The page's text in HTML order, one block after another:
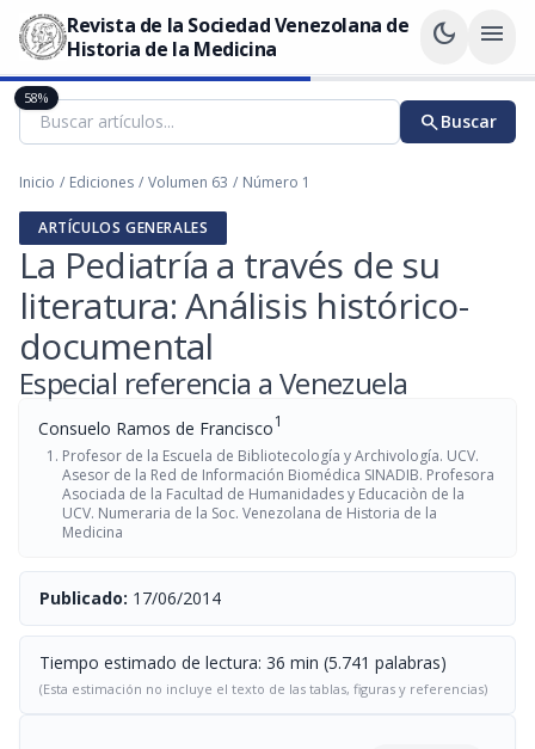
Revista de la Sociedad Venezolana de
Historia de la Medicina
dark_mode menu
searchBuscar
Inicio / Ediciones / Volumen 63 / Número 1
ARTÍCULOS GENERALES
La Pediatría a través de su
literatura: Análisis histórico-
documental
Especial referencia a Venezuela
Consuelo Ramos de Francisco1
Profesor de la Escuela de Bibliotecología y Archivología. UCV.
Asesor de la Red de Información Biomédica SINADIB. Profesora
Asociada de la Facultad de Humanidades y Educaciòn de la
UCV. Numeraria de la Soc. Venezolana de Historia de la
Medicina
Publicado: 17/06/2014
Tiempo estimado de lectura: 36 min (5.741 palabras)
(Esta estimación no incluye el texto de las tablas, figuras y referencias)
58%